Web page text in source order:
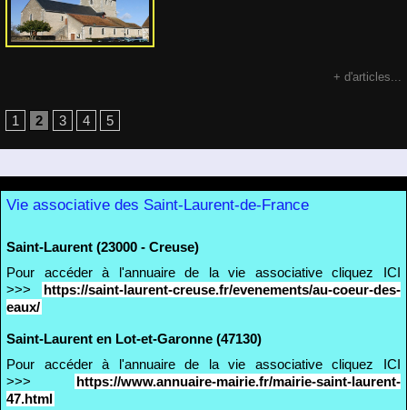
+ d'articles...
1 2 3 4 5
Vie associative des Saint-Laurent-de-France
Saint-Laurent (23000 - Creuse)
Pour accéder à l'annuaire de la vie associative cliquez ICI
>>>
https://saint-laurent-creuse.fr/evenements/au-coeur-des-
eaux/
Saint-Laurent en Lot-et-Garonne (47130)
Pour accéder à l'annuaire de la vie associative cliquez ICI
>>>
https://www.annuaire-mairie.fr/mairie-saint-laurent-
47.html